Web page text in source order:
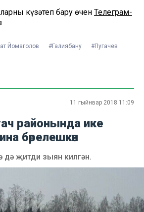
күзәтеп бару өчен Телеграм-
Йомаголов #Галиябану #Пугачев
11 гыйнвар 2018 11:09
районында ике
бәрелешкән
дә җитди зыян килгән.